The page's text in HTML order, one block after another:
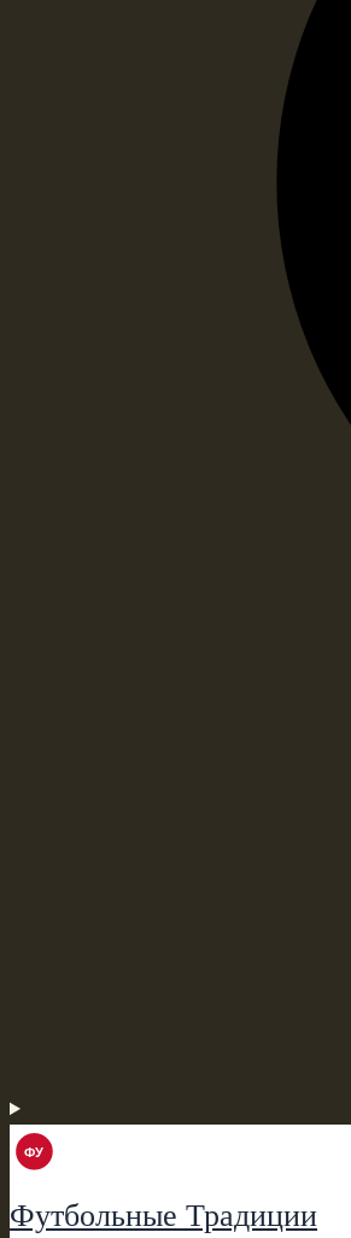
Футбольные Традиции